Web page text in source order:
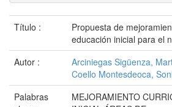
Título :
Propuesta de
educación inicial para el
Autor :
Arciniegas Sigüenza,
Coello Montesdeoca,
Palabras
MEJORAMIENTO